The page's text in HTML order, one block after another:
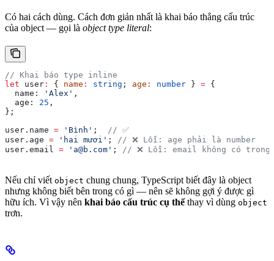
Có hai cách dùng. Cách đơn giản nhất là khai báo thẳng cấu trúc
của object — gọi là object type literal:
// Khai báo type inline
let user : { name : string ; age : number } = {
  name:
'Alex' ,
  age:
25 ,
};
user . name = 'Bình' ; // ✅
user . age = 'hai mươi' ; // ❌ Lỗi: age phải là number
user . email = 'a@b.com' ; // ❌ Lỗi: email không có trong
Nếu chỉ viết object chung chung, TypeScript biết đây là object
nhưng không biết bên trong có gì — nên sẽ không gợi ý được gì
hữu ích. Vì vậy nên khai báo cấu trúc cụ thểthay vì dùng object
trơn.